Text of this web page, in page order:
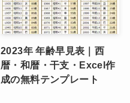
2023年 年齢早見表｜西
暦・和暦・干支・Excel作
成の無料テンプレート